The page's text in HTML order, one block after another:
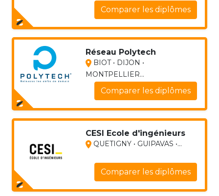
Comparer les diplômes
Réseau Polytech
BIOT • DIJON •
MONTPELLIER...
Comparer les diplômes
CESI Ecole d'ingénieurs
QUETIGNY • GUIPAVAS •...
Comparer les diplômes